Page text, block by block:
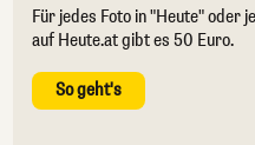
Für jedes Foto in "Heute" oder
auf Heute.at gibt es 50 Euro.
So geht's